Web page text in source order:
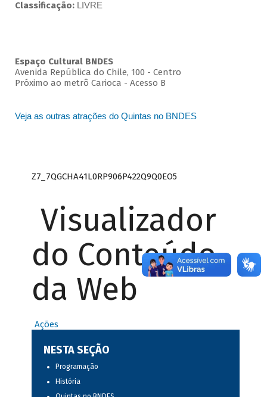
Classificação: LIVRE
Espaço Cultural BNDES
Avenida República do Chile, 100 - Centro
Próximo ao metrô Carioca - Acesso B
Veja as outras atrações do Quintas no BNDES
Z7_7QGCHA41L0RP906P422Q9Q0EO5
Visualizador
do Conteúdo
da Web
Ações
NESTA SEÇÃO
Programação
História